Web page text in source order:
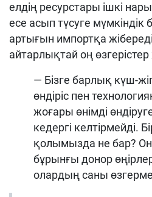
елдің ресурстары ішкі
есе асып түсуге мүмкіндік
артығын импортқа
айтарлықтай оң
— Бізге барлық күш-
өндіріс пен
жоғары өнімді
кедергі келтірмейді.
қолымызда не бар?
бұрынғы донор
олардың саны